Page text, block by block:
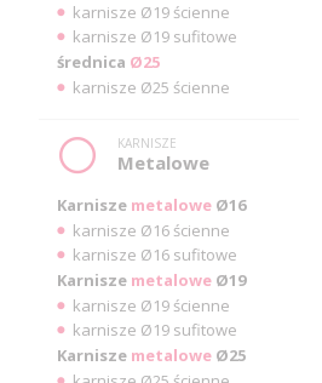
karnisze Ø19 ścienne
karnisze Ø19 sufitowe
średnica Ø25
karnisze Ø25 ścienne
KARNISZE
Metalowe
Karnisze metalowe Ø16
karnisze Ø16 ścienne
karnisze Ø16 sufitowe
Karnisze metalowe Ø19
karnisze Ø19 ścienne
karnisze Ø19 sufitowe
Karnisze metalowe Ø25